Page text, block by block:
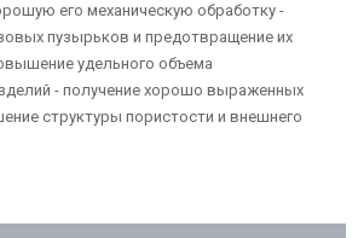
его механическую обработку -
пузырьков и предотвращение их
удельного объема
- получение хорошо выраженных
структуры пористости и внешнего